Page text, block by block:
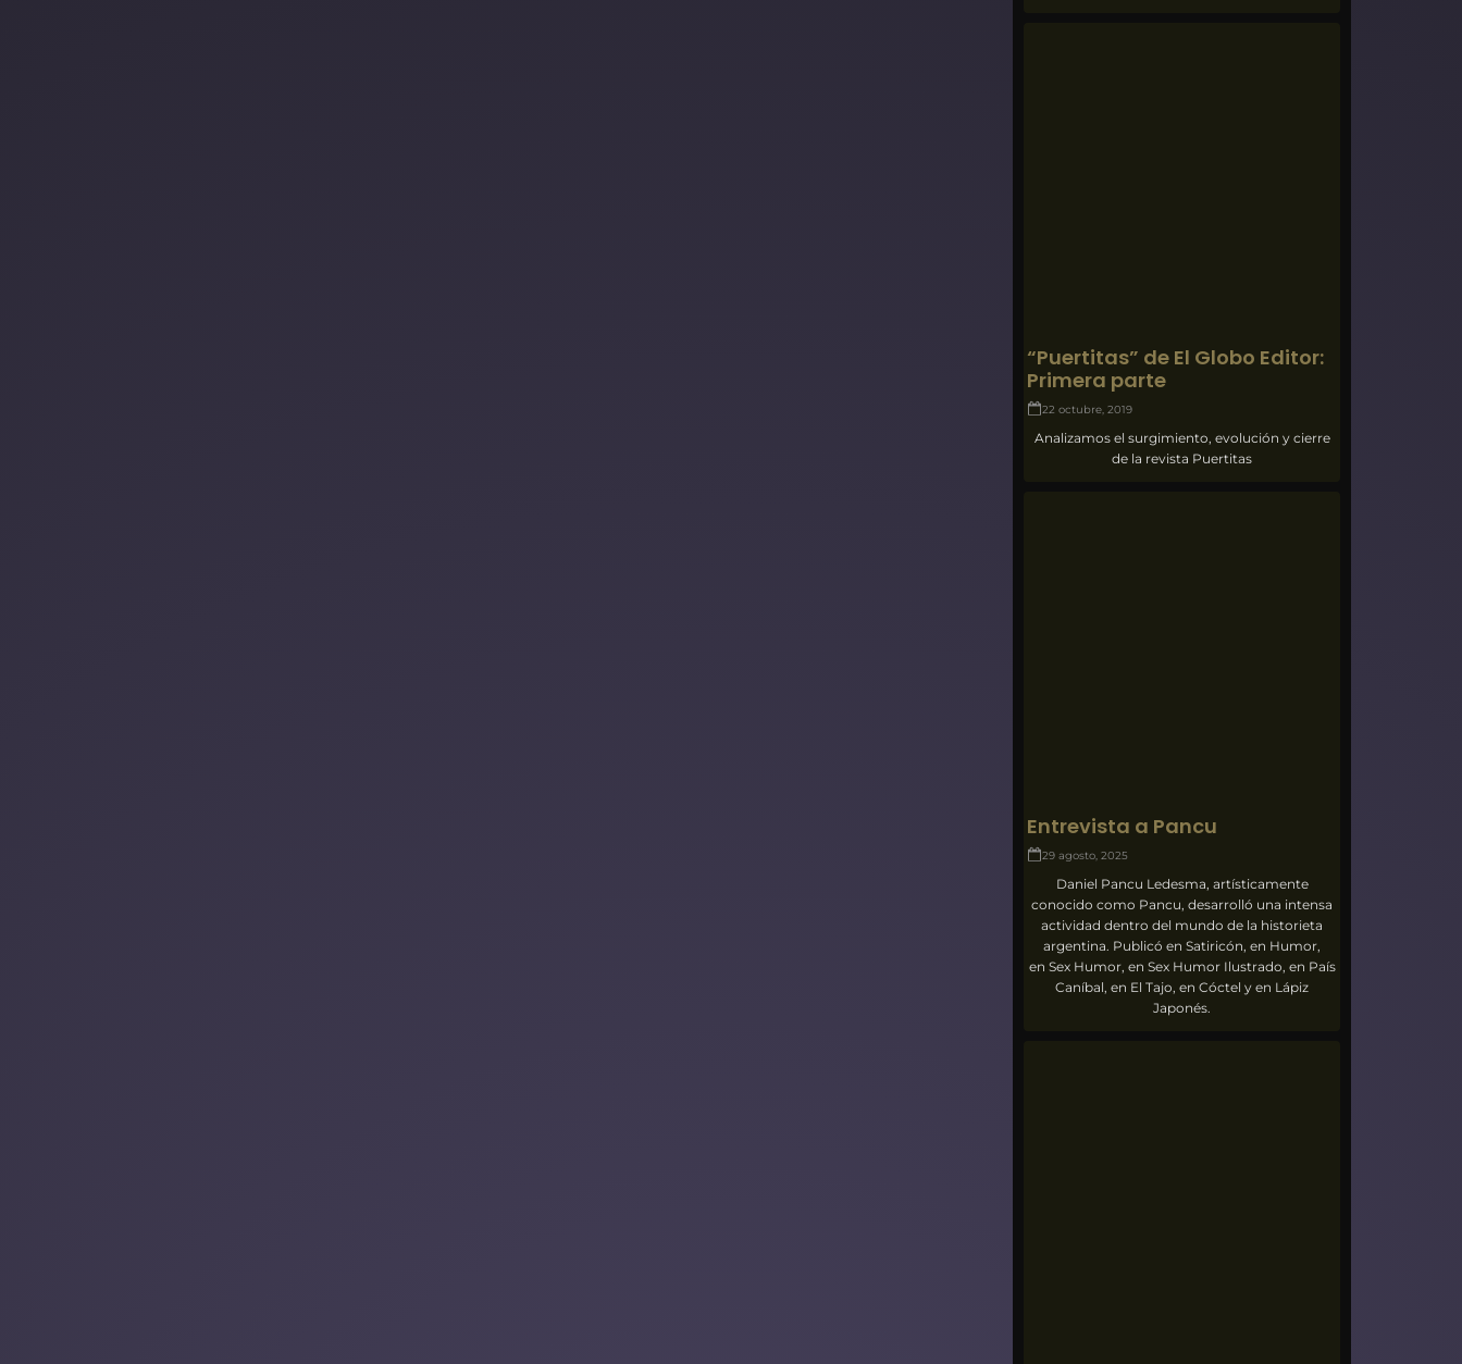
“Puertitas” de El Globo Editor:
Primera parte
22 octubre, 2019
Analizamos el surgimiento, evolución y cierre
de la revista Puertitas
Entrevista a Pancu
29 agosto, 2025
Daniel Pancu Ledesma, artísticamente
conocido como Pancu, desarrolló una intensa
actividad dentro del mundo de la historieta
argentina. Publicó en Satiricón, en Humor,
en Sex Humor, en Sex Humor Ilustrado, en País
Caníbal, en El Tajo, en Cóctel y en Lápiz
Japonés.